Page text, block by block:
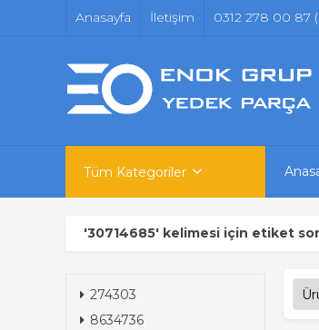
Anasayfa İletişim 0312 278 00 87
Tüm Kategoriler
'30714685' kelimesi için etiket
274303
8634736